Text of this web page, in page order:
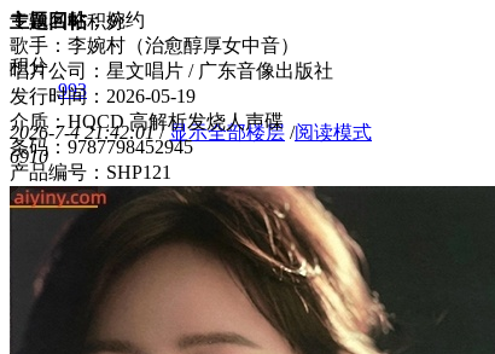
主题回帖积分
积分
993
2026-7-4 21:42:01 / 显示全部楼层 /阅读模式
6910
专辑名称：婉约
歌手：李婉村（治愈醇厚女中音）
唱片公司：星文唱片 / 广东音像出版社
发行时间：2026-05-19
介质：HQCD 高解析发烧人声碟
条码：9787798452945
产品编号：SHP121